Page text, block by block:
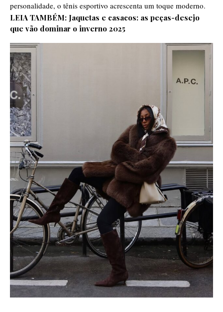
personalidade, o tênis esportivo acrescenta um toque moderno.
LEIA TAMBÉM: Jaquetas e casacos: as peças-desejo
que vão dominar o inverno 2025